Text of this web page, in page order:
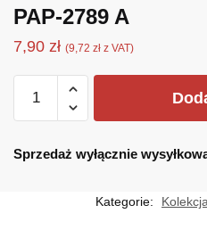
PAP-2789 A
7,90 zł (9,72 zł z VAT)
PAP-
A
Sprzedaż wyłącznie
Kategorie: